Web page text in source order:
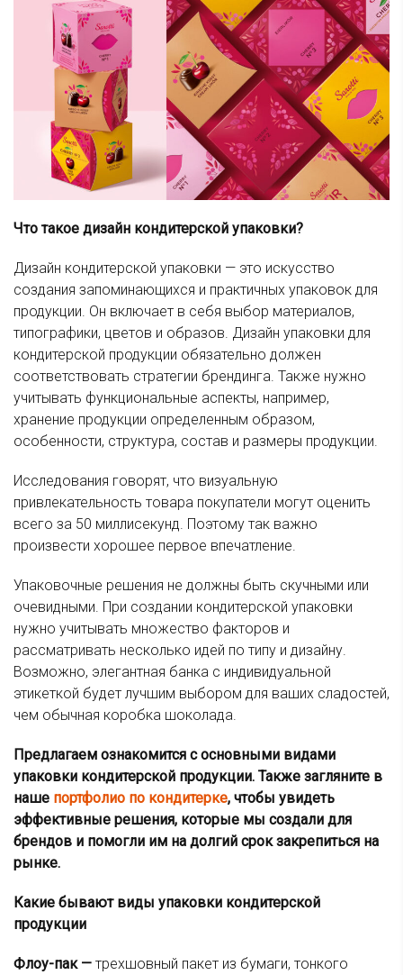
Что такое дизайн кондитерской упаковки?
Дизайн кондитерской упаковки — это искусство
создания запоминающихся и практичных упаковок для
продукции. Он включает в себя выбор материалов,
типографики, цветов и образов. Дизайн упаковки для
кондитерской продукции обязательно должен
соответствовать стратегии брендинга. Также нужно
учитывать функциональные аспекты, например,
хранение продукции определенным образом,
особенности, структура, состав и размеры продукции.
Исследования говорят, что визуальную
привлекательность товара покупатели могут оценить
всего за 50 миллисекунд. Поэтому так важно
произвести хорошее первое впечатление.
Упаковочные решения не должны быть скучными или
очевидными. При создании кондитерской упаковки
нужно учитывать множество факторов и
рассматривать несколько идей по типу и дизайну.
Возможно, элегантная банка с индивидуальной
этикеткой будет лучшим выбором для ваших сладостей,
чем обычная коробка шоколада.
Предлагаем ознакомится с основными видами
упаковки кондитерской продукции. Также загляните в
наше портфолио по кондитерке, чтобы увидеть
эффективные решения, которые мы создали для
брендов и помогли им на долгий срок закрепиться на
рынке.
Какие бывают виды упаковки кондитерской
продукции
Флоу-пак— трехшовный пакет из бумаги, тонкого